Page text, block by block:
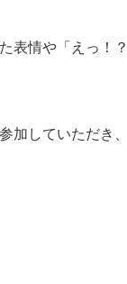
表情や「えっ！
加していただき